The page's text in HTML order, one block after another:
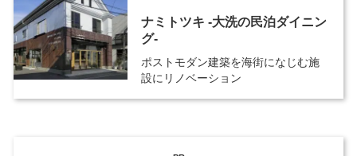
ナミトツキ -大洗の民泊ダイニン
グ-
ポストモダン建築を海街になじむ施
設にリノベーション